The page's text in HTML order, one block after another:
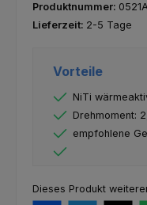
Produktnummer:
Lieferzeit: 2-5 Tage
Vorteile
NiTi
Drehmoment:
empfohlene
Dieses Produkt